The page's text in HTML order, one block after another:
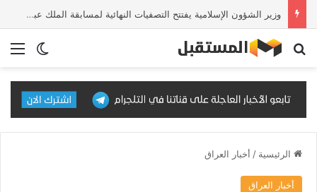
وزير الشؤون الإسلامية يفتتح التصفيات النهائية لمسابقة الملك عبدالعزيز الدولية للقرآن الكريم في دورتها الـ46
الوضع بحث عن
الرئيسية / أخبار العراق
أخبار العراق